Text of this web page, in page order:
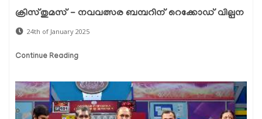
ക്രിസ്തുമസ് - നവവത്സര ബമ്പറിന് റെക്കോഡ് വില്പന
24th of January 2025
Continue Reading